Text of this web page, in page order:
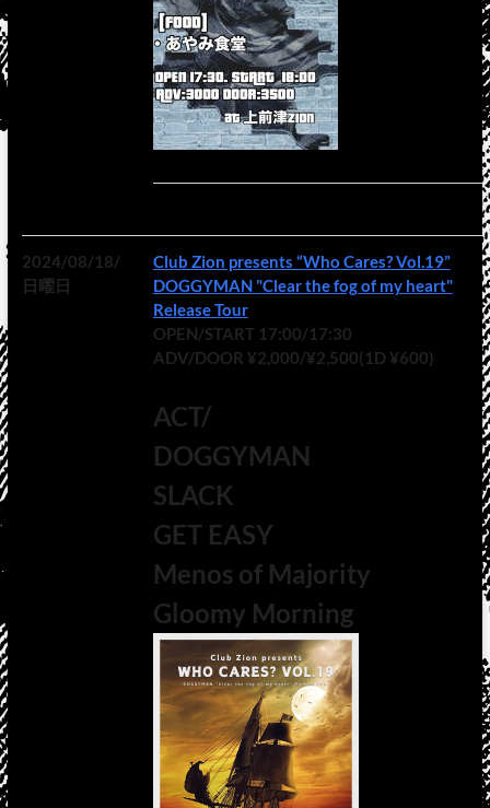
2024/08/18/
日曜日
Club Zion presents “Who Cares? Vol.19”
DOGGYMAN "Clear the fog of my heart"
Release Tour
OPEN/START 17:00/17:30
ADV/DOOR ¥2,000/¥2,500(1D ¥600)
ACT/
DOGGYMAN
SLACK
GET EASY
Menos of Majority
Gloomy Morning